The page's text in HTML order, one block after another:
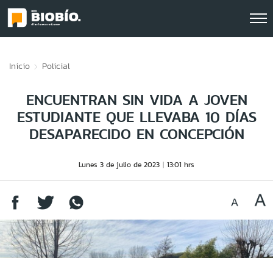
Inicio Policial
ENCUENTRAN SIN VIDA A JOVEN
ESTUDIANTE QUE LLEVABA 10 DÍAS
DESAPARECIDO EN CONCEPCIÓN
Lunes 3 de julio de 2023 13:01 hrs